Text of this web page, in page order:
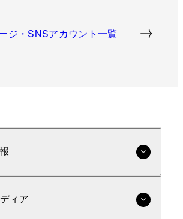
ジ・SNSアカウント一覧
ィア